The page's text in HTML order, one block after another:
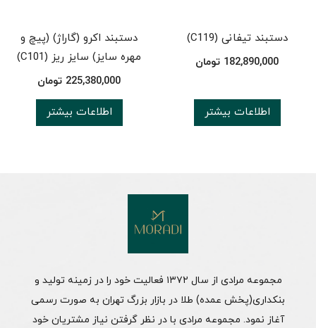
دستبند تیفانی (C119)
182,890,000 تومان
اطلاعات بیشتر
دستبند اكرو (گاراژ) (پیچ و
مهره سایز) سایز ریز (C101)
225,380,000 تومان
اطلاعات بیشتر
مجموعه مرادی از سال ۱۳۷۲ فعالیت خود را در زمینه تولید و
بنکداری(پخش عمده) طلا در بازار بزرگ تهران به صورت رسمی
آغاز نمود. مجموعه مرادی با در نظر گرفتن نیاز مشتریان خود